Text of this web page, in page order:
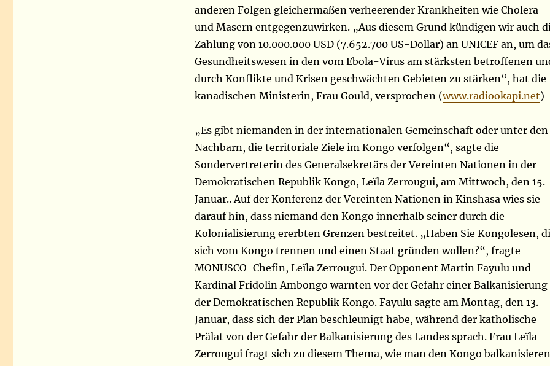
anderen Folgen gleichermaßen verheerender Krankheiten wie Cholera
und Masern entgegenzuwirken. „Aus diesem Grund kündigen wir auch
Zahlung von 10.000.000 USD (7.652.700 US-Dollar) an UNICEF an, um
Gesundheitswesen in den vom Ebola-Virus am stärksten betroffenen
durch Konflikte und Krisen geschwächten Gebieten zu stärken“, hat die
kanadischen Ministerin, Frau Gould, versprochen (www.radiookapi.net)
„Es gibt niemanden in der internationalen Gemeinschaft oder unter den
Nachbarn, die territoriale Ziele im Kongo verfolgen“, sagte die
Sondervertreterin des Generalsekretärs der Vereinten Nationen in der
Demokratischen Republik Kongo, Leïla Zerrougui, am Mittwoch, den 15.
Januar.. Auf der Konferenz der Vereinten Nationen in Kinshasa wies sie
darauf hin, dass niemand den Kongo innerhalb seiner durch die
Kolonialisierung ererbten Grenzen bestreitet. „Haben Sie Kongolesen,
sich vom Kongo trennen und einen Staat gründen wollen?“, fragte
MONUSCO-Chefin, Leïla Zerrougui. Der Opponent Martin Fayulu und
Kardinal Fridolin Ambongo warnten vor der Gefahr einer Balkanisierung
der Demokratischen Republik Kongo. Fayulu sagte am Montag, den 13.
Januar, dass sich der Plan beschleunigt habe, während der katholische
Prälat von der Gefahr der Balkanisierung des Landes sprach. Frau Leïla
Zerrougui fragt sich zu diesem Thema, wie man den Kongo balkanisieren